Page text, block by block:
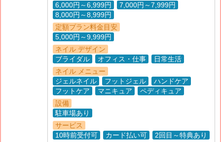
6,000円～6,999円
7,000円～7,999円
8,000円～8,999円
定額プラン料金目安
5,000円～9,999円
ネイル デザイン
ブライダル
オフィス・仕事
日常生活
ネイル メニュー
ジェルネイル
フットジェル
ハンドケア
フットケア
マニキュア
ペディキュア
設備
駐車場あり
サービス
10時前受付可
カード払い可 2回目～特典あり